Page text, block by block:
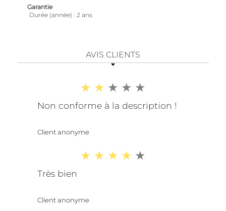
Garantie
Durée (année)
2 ans
AVIS CLIENTS
Non conforme à la description !
Client anonyme
Très bien
Client anonyme